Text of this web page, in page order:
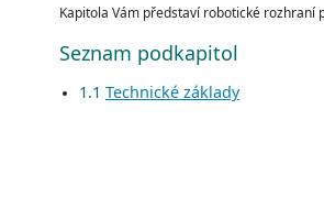
Kapitola Vám představí robotické rozhraní
Seznam podkapitol
1.1 Technické základy